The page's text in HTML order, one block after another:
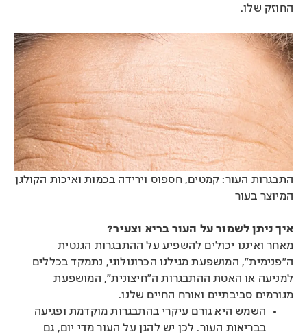
החוזק שלו.
התבגרות העור: קמטים, חספוס וירידה בכמות ואיכות הקולגן
המיוצר בעור
איך ניתן לשמור על העור בריא וצעיר?
מאחר ואיננו יכולים להשפיע על ההתבגרות הגנטית
ה״פנימית״, המושפעת מגילנו הכרונולוגי, נתמקד בכללים
למניעה או האטת ההתבגרות ה״חיצונית״, המושפעת
מגורמים סביבתיים ואורח החיים שלנו.
השמש היא גורם עיקרי בהתבגרות מוקדמת ופגיעה
בבריאות העור. לכן יש להגן על העור מדי יום, גם